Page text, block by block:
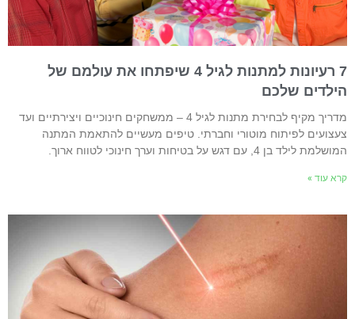
7 רעיונות למתנות לגיל 4 שיפתחו את עולמם של
שלכם
מדריך מקיף לבחירת מתנות לגיל 4 – ממשחקים חינוכיים ויצירתיים ועד
לפיתוח מוטורי וחברתי. טיפים מעשיים להתאמת המתנה
לילד בן 4, עם דגש על בטיחות וערך חינוכי לטווח ארוך.
עוד »